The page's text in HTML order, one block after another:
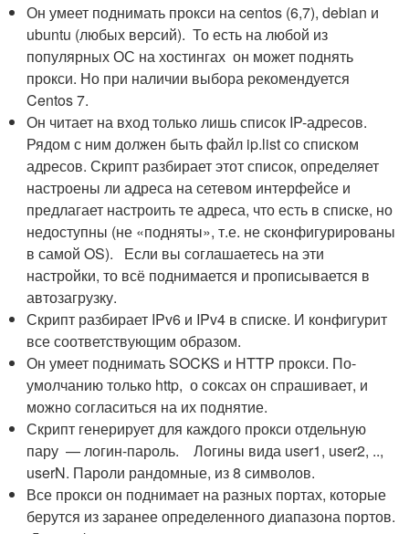
Он умеет поднимать прокси на centos (6,7), debian и
ubuntu (любых версий). То есть на любой из
популярных ОС на хостингах он может поднять
прокси. Но при наличии выбора рекомендуется
Centos 7.
Он читает на вход только лишь список IP-адресов.
Рядом с ним должен быть файл ip.list со списком
адресов. Скрипт разбирает этот список, определяет
настроены ли адреса на сетевом интерфейсе и
предлагает настроить те адреса, что есть в списке, но
недоступны (не «подняты», т.е. не сконфигурированы
в самой OS). Если вы соглашаетесь на эти
настройки, то всё поднимается и прописывается в
автозагрузку.
Скрипт разбирает IPv6 и IPv4 в списке. И конфигурит
все соответствующим образом.
Он умеет поднимать SOCKS и HTTP прокси. По-
умолчанию только http, о соксах он спрашивает, и
можно согласиться на их поднятие.
Скрипт генерирует для каждого прокси отдельную
пару — логин-пароль. Логины вида user1, user2, ..,
userN. Пароли рандомные, из 8 символов.
Все прокси он поднимает на разных портах, которые
берутся из заранее определенного диапазона портов.